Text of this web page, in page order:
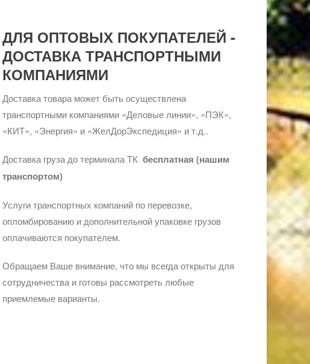
ДЛЯ ОПТОВЫХ ПОКУПАТЕЛЕЙ -
ДОСТАВКА ТРАНСПОРТНЫМИ
КОМПАНИЯМИ
Доставка товара может быть осуществлена
транспортными компаниями «Деловые линии», «ПЭК»,
«КИТ», «Энергия» и «ЖелДорЭкспедиция» и т.д..
Доставка груза до терминала ТКбесплатная (нашим
транспортом)
Услуги транспортных компаний по перевозке,
опломбированию и дополнительной упаковке грузов
оплачиваются покупателем.
Обращаем Ваше внимание, что мы всегда открыты для
сотрудничества и готовы рассмотреть любые
приемлемые варианты.